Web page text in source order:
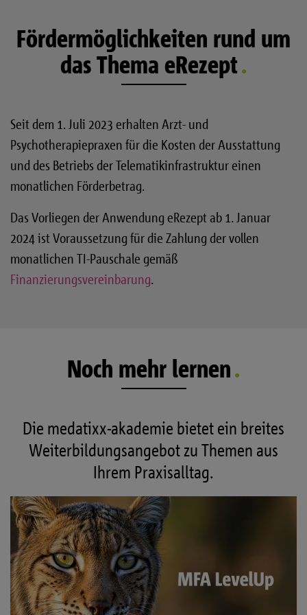
Muster 16
Das papiergebundene Rezeptformular Muster 16 bleibt
gültig und ist von den Praxen weiterhin vorzuhalten.
Das eRezept ist zunächst nur für die Verordnung von
verpflichtend. Für die Verordnung von Verbandmitteln,
Hilfsmittel, patientenbezogenen Sprechstundenbedarf
sowie bei einem Ersatzverfahren ohne
Versichertennummer ist weiterhin das Muster 16
Formular zu verwenden.
Um ein eRezept auszustellen, ist eine Verbindung zur
Telematikinfrastruktur notwendig. Ist das nicht möglich,
etwa bei Haus- oder Heimbesuchen oder bei
verwendet werden.
Fördermöglichkeiten rund um
das Thema eRezept
Seit dem 1. Juli 2023 erhalten Arzt- und
Psychotherapiepraxen für die Kosten der Ausstattung
und des Betriebs der Telematikinfrastruktur einen
monatlichen Förderbetrag.
Das Vorliegen der Anwendung eRezept ab 1. Januar
2024 ist Voraussetzung für die Zahlung der vollen
monatlichen TI-Pauschale gemäß
Finanzierungsvereinbarung.
Noch mehr lernen
Die medatixx-akademie bietet ein breites
Weiterbildungsangebot zu Themen aus
Ihrem Praxisalltag.